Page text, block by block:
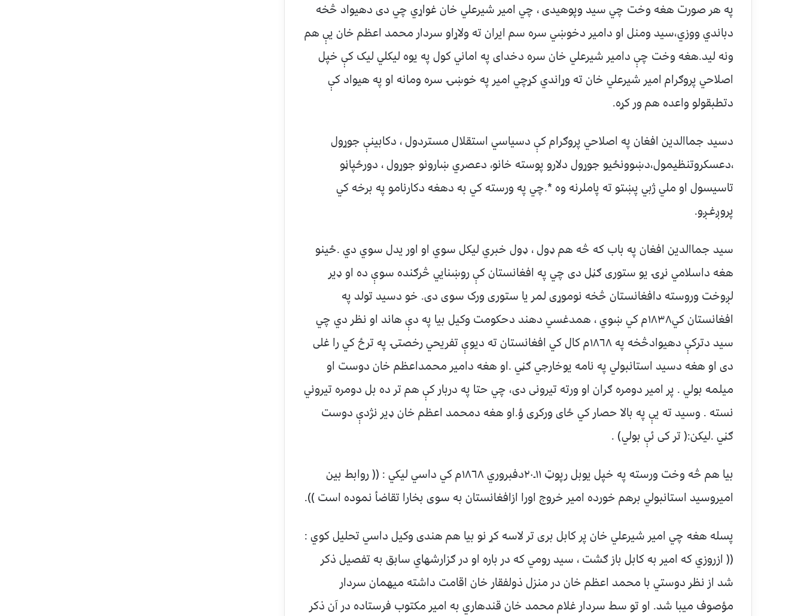
په هر صورت هغه وخت چي سيد وپوهيدی ، چي امير شيرعلي خان غواړي چي دی دهيواد څخه
دباندي ووزي،سيد ومنل او دامير دخوښي سره سم ايران ته ولاړاو سردار محمد اعظم خان يې هم
ونه ليد.هغه وخت چې دامير شيرعلي خان سره دخدای په اماني کول په يوه ليکلي ليک کې خپل
اصلاحي پروګرام امير شيرعلي خان ته وړاندي کړچي امير په خوښۍ سره ومانه او په هيواد کې
دتطبقولو واعده هم ور کړه.
دسيد جماالدين افغان په اصلاحي پروګرام کې دسياسي استقلال مستردول ، دکابينې جوړول
،دعسکروتنظيمول،دښوونځيو جوړول دلارو پوسته خانو، دعصري ښارونو جوړول ، دورځپاڼو
تاسيسول او ملي ژبي پښتو ته پاملرنه وه *.چي په ورسته کي به دهغه دکارنامو په برخه کي
پروږغـږو.
سيد جماالدين افغان په باب که څه هم ډول ، ډول خبري ليکل سوي او اور يدل سوي دي .ځينو
هغه داسلامي نړۍ يو ستوری ګڼل دی چي په افغانستان کې روښنايي څرګنده سوې ده او ډير
لږوخت وروسته دافغانستان څخه نوموړی لمر يا ستوری ورک سوی دی. خو دسيد تولد په
افغانستان کي١٨٣٨م کي ښوي ، همدغسي دهند دحکومت وکيل بيا په دې هاند او نظر دي چي
سيد دترکې دهيوادڅخه په ١٨٦٨م کال کي افغانستان ته ديوې تفريحي رخصتۍ په ترځ کي را غلی
دی او هغه دسيد استانبولي په نامه يوخارجي ګڼي .او هغه دامير محمداعظم خان دوست او
ميلمه بولي . پر امير دومره ګران او ورته تيرونی دی، چي حتا په دربار کې هم تر ده بل دومره تيروني
نسته . وسيد ته يې په بالا حصار کي ځای ورکړی ؤ.او هغه دمحمد اعظم خان ډير نژدې دوست
ګڼي .ليکن:( تر کی ئې بولي) .
بيا هم څه وخت ورسته په خپل يوبل رپوټ ١١ـ٢٠دفبروري ١٨٦٨م کي داسي ليکي : (( روابط بين
اميروسيد استانبولي برهم خورده امير خروج اورا ازافغانستان به سوی بخارا تقاضأ نموده است )).
پسله هغه چي امير شيرعلي خان پر کابل بری تر لاسه کړ نو بيا هم هندی وکيل داسي تحليل کوي :
(( ازروزي که امير به کابل باز ګشت ، سيد رومي که در باره او در ګزارشهاي سابق به تفصيل ذکر
شد از نظر دوستي با محمد اعظم خان در منزل ذولفقار خان اقامت داشته ميهمان سردار
مؤصوف ميبا شد. او تو سط سردار غلام محمد خان قندهاري به امير مکتوب فرستاده در آن ذکر